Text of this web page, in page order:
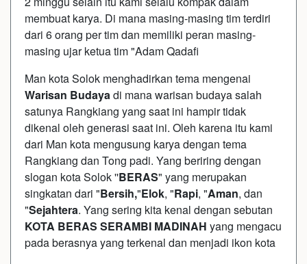
membuat karya. Di mana masing-masing tim terdiri
dari 6 orang per tim dan memiliki peran masing-
masing ujar ketua tim "Adam Qadafi
Man kota Solok menghadirkan tema mengenai
Warisan Budayadi mana warisan budaya salah
satunya Rangkiang yang saat ini hampir tidak
dikenal oleh generasi saat ini. Oleh karena itu kami
dari Man kota mengusung karya dengan tema
Rangkiang dan Tong padi. Yang beriring dengan
slogan kota Solok ''BERAS" yang merupakan
singkatan dari "Bersih,"Elok, "Rapi, "Aman, dan
"Sejahtera. Yang sering kita kenal dengan sebutan
KOTA BERAS SERAMBI MADINAH yang mengacu
pada berasnya yang terkenal dan menjadi ikon kota